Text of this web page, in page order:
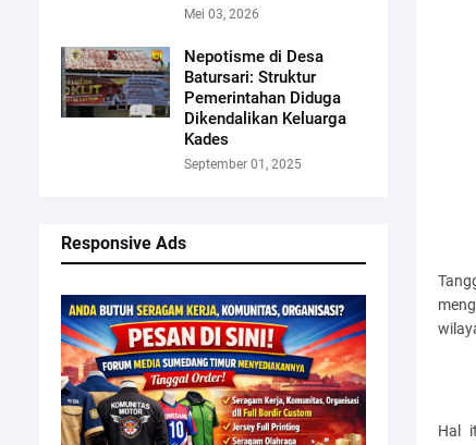
Mei 03, 2026
Nepotisme di Desa
Batursari: Struktur
Pemerintahan Diduga
Dikendalikan Keluarga
Kades
September 01, 2025
Responsive Ads
Hal